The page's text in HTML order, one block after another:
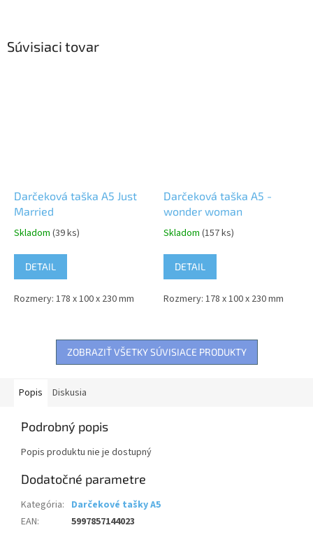
Súvisiaci tovar
Darčeková taška A5 Just
Married
Skladom (39 ks)
DETAIL
Rozmery: 178 x 100 x 230 mm
Darčeková taška A5 -
wonder woman
Skladom (157 ks)
DETAIL
Rozmery: 178 x 100 x 230 mm
ZOBRAZIŤ VŠETKY SÚVISIACE PRODUKTY
Popis Diskusia
Podrobný popis
Popis produktu nie je dostupný
Dodatočné parametre
Kategória: Darčekové tašky A5
EAN: 5997857144023